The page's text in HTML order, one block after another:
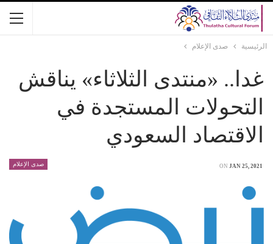
الرئيسية صدى الإعلام
غدا.. «منتدى الثلاثاء» يناقش
التحولات المستجدة في
الاقتصاد السعودي
صدى الإعلام ON JAN 25, 2021